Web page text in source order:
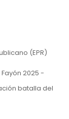
(EPR)
2025 -
batalla del